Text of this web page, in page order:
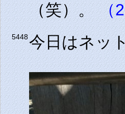
（笑）。（
5448今日はネッ